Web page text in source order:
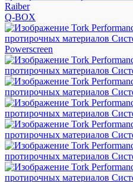
Raiber
Q-BOX
Powerscreen